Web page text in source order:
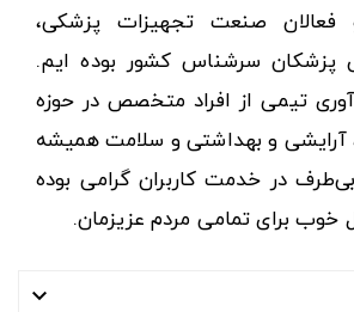
فعالان صنعت تجهیزات پزشکی،
سرشناس کشور بوده ایم.
تیمی از افراد متخصص در حوزه
آرایشی و بهداشتی و سلامت همیشه
در خدمت کاربران گرامی بوده
خوب برای تمامی مردم عزیزمان.
